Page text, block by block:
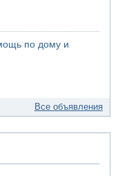
по дому и
Все объявления